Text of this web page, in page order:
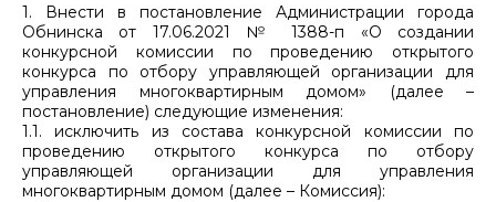
1. Внести в постановление Администрации города
Обнинска от 17.06.2021 № 1388-п «О создании
конкурсной комиссии по проведению открытого
конкурса по отбору управляющей организации для
управления многоквартирным домом» (далее –
постановление) следующие изменения:
1.1. исключить из состава конкурсной комиссии по
проведению открытого конкурса по отбору
управляющей организации для управления
многоквартирным домом (далее – Комиссия):